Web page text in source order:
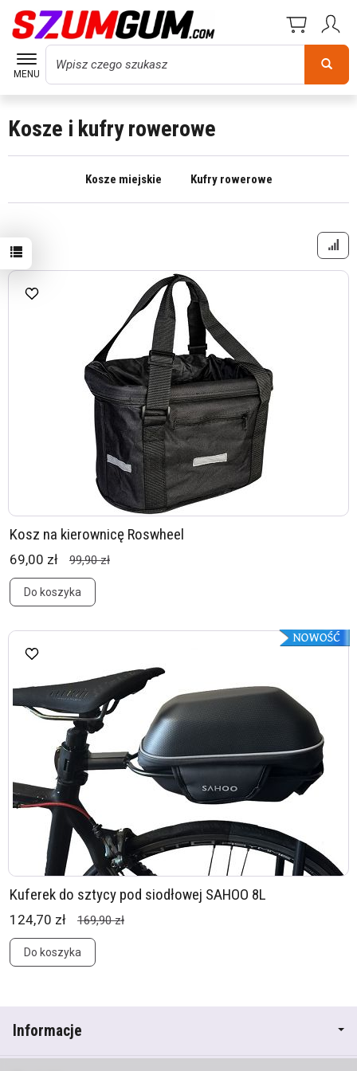
MENU
Wyszukaj
Kosze i kufry rowerowe
Kosze miejskie Kufry rowerowe
Kosz na kierownicę Roswheel
69,00 zł 99,90 zł
Do koszyka
Kuferek do sztycy pod siodłowej SAHOO 8L
124,70 zł 169,90 zł
Do koszyka
Informacje